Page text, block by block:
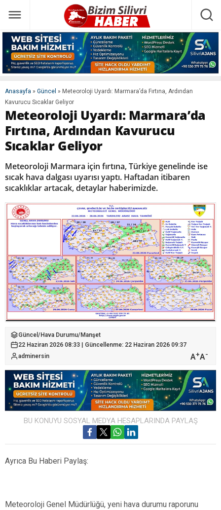
Anasayfa » Güncel » Meteoroloji Uyardı: Marmara’da Fırtına, Ardından
Kavurucu Sıcaklar Geliyor
Meteoroloji Uyardı: Marmara’da
Fırtına, Ardından Kavurucu
Sıcaklar Geliyor
Meteoroloji Marmara için fırtına, Türkiye genelinde ise
sıcak hava dalgası uyarısı yaptı. Haftadan itibaren
sıcaklıklar artacak, detaylar haberimizde.
Güncel /Hava Durumu/Manşet
22 Haziran 2026 08:33 | Güncellenme: 22 Haziran 2026 09:37
adminersin
A+A-
BU KONUYU SOSYAL MEDYA HESAPLARINDA PAYLAŞ
Ayrıca Bu Haberi Paylaş:
Meteoroloji Genel Müdürlüğü, yeni hava durumu raporunu